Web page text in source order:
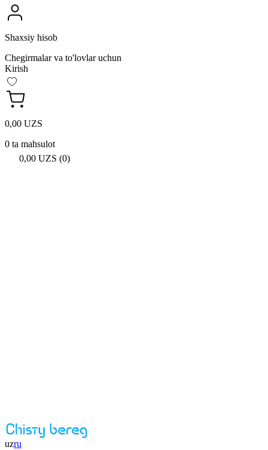
Shaxsiy hisob
Chegirmalar va to'lovlar uchun
Kirish
0,00 UZS
0 ta mahsulot
0,00 UZS (0)
uzru